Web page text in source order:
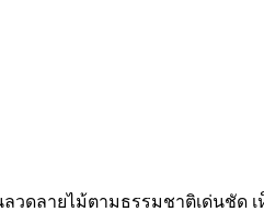
วดลายไม้ตามธรรมชาติเด่นชัด